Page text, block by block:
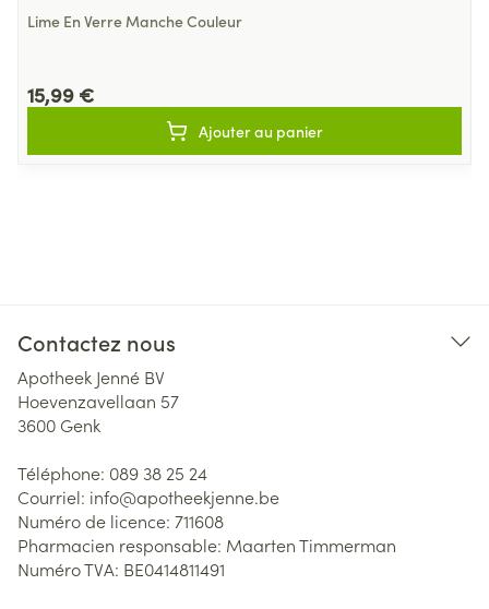
Lime En Verre Manche Couleur
15,99 €
Ajouter au panier
Contactez nous
Apotheek Jenné BV
Hoevenzavellaan 57
3600 Genk
Téléphone: 089 38 25 24
Courriel: info@apotheekjenne.be
Numéro de licence: 711608
Pharmacien responsable: Maarten Timmerman
Numéro TVA: BE0414811491